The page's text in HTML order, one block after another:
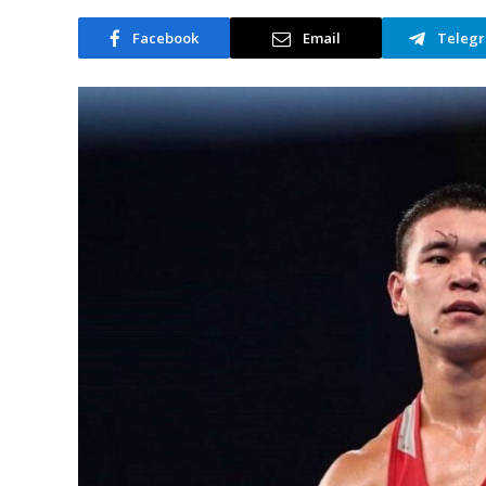
Facebook Email